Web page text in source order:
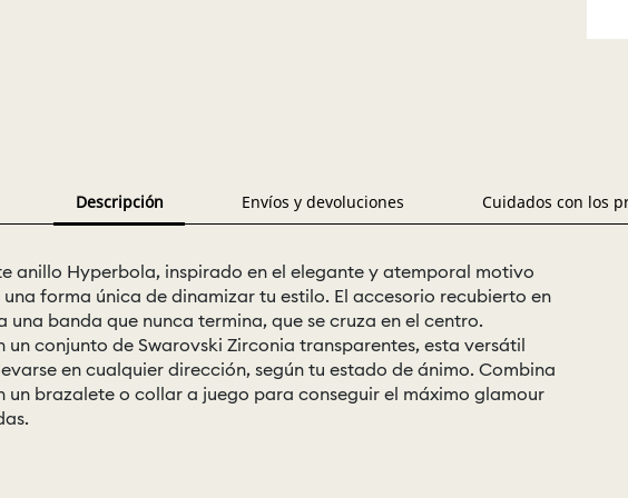
Descripción Envíos y devoluciones Cuidados con los
anillo Hyperbola, inspirado en el elegante y atemporal motivo
una forma única de dinamizar tu estilo. El accesorio recubierto en
una banda que nunca termina, que se cruza en el centro.
un conjunto de Swarovski Zirconia transparentes, esta versátil
en cualquier dirección, según tu estado de ánimo. Combina
un brazalete o collar a juego para conseguir el máximo glamour